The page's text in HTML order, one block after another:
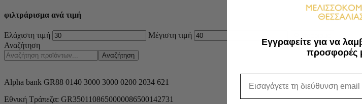
φιλτράρισμα ανά τιμή
Ελάχιστη τιμή Μέγιστη τιμή
Αναζήτηση
Αναζήτηση
Alpha bank GR88 0140 3000 3000 0200 2034 621
Εθνική Τράπεζα: GR3501108650000086500142731
Εγγραφείτε για να
προσφορές